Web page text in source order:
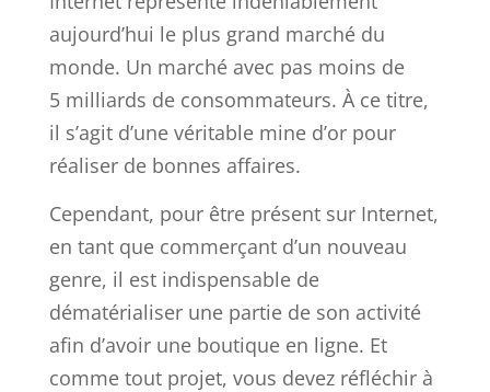
aujourd’hui le plus grand marché du
monde. Un marché avec pas moins de
5 milliards de consommateurs. À ce titre,
il s’agit d’une véritable mine d’or pour
réaliser de bonnes affaires.
Cependant, pour être présent sur Internet,
en tant que commerçant d’un nouveau
genre, il est indispensable de
dématérialiser une partie de son activité
afin d’avoir une boutique en ligne. Et
comme tout projet, vous devez réfléchir à